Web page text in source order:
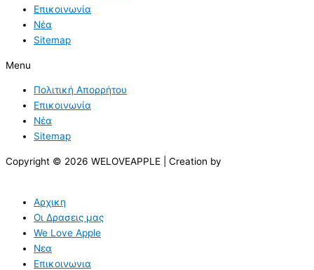
Επικοινωνία
Νέα
Sitemap
Menu
Πολιτική Απορρήτου
Επικοινωνία
Νέα
Sitemap
Copyright © 2026 WELOVEAPPLE | Creation by
Αρχικη
Οι Δρασεις μας
We Love Apple
Νεα
Επικοινωνια